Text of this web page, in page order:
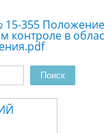
15-355
контроле в